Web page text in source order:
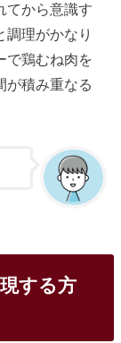
てから意識す
調理がかなり
で鶏むね肉を
積み重なる
する方